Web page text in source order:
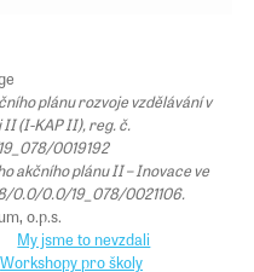
plánu rozvoje vzdělávání v
(I-KAP II), reg. č.
0019192
akčního plánu II – Inovace ve
0.0/0.0/19_078/0021106.
o.p.s.
My jsme to nevzdali
Workshopy pro školy